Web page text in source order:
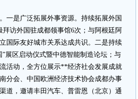
一是广泛拓展外事资源。持续拓展外国
访外国驻成都领事馆6次；与阿根廷阿
国际友好城市关系达成共识。二是持续
展区启动仪式暨中德智能制造论坛；与
活动，全方位展示**经济社会发展成就
分会、中国欧洲经济技术协会成都办事
道，邀请丰田汽车、普雷恩（北京）通